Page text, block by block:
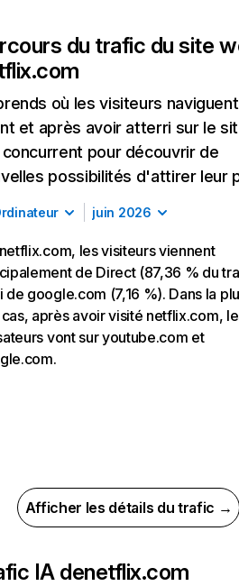
du trafic du site
où les visiteurs naviguent
et après avoir atterri sur le
pour découvrir de
possibilités d'attirer leur
juin 2026
les visiteurs viennent
de Direct (87,36 % du
de google.com (7,16 %). Dans la
après avoir visité netflix.com,
vont sur youtube.com et
Afficher les détails du trafic →
IA denetflix.com